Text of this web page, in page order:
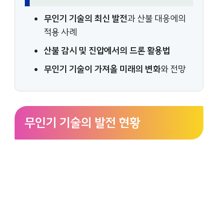
무인기 기술의 최신 발전과 산불 대응에의
적용 사례
산불 감시 및 진압에서의 드론 활용법
무인기 기술이 가져올 미래의 변화와 전망
무인기 기술의 발전 현황